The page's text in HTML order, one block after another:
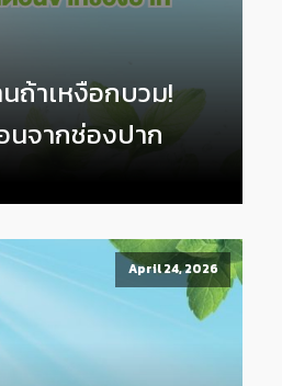
ถ้าเหงือกบวม!
จากช่องปาก
April 24, 2026